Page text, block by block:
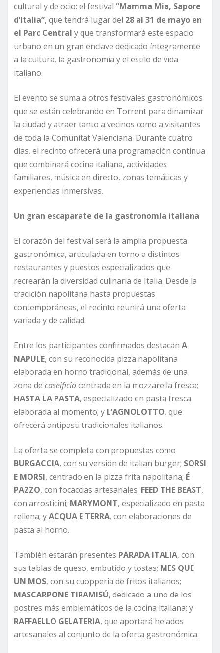
cultural y de ocio: el festival “Mamma Mia, Sapore
d’Italia”, que tendrá lugar del 28 al 31 de mayo en
el Parc Central y que transformará este espacio
urbano en un gran enclave dedicado íntegramente
a la cultura, la gastronomía y el estilo de vida
italiano.
El evento se suma a otros festivales gastronómicos
que se están celebrando en Torrent para dinamizar
la ciudad y atraer tanto a vecinos como a visitantes
de toda la Comunitat Valenciana. Durante cuatro
días, el recinto ofrecerá una programación continua
que combinará cocina italiana, actividades
familiares, música en directo, zonas temáticas y
experiencias inmersivas.
Un gran escaparate de la gastronomía italiana
El corazón del festival será la amplia propuesta
gastronómica, articulada en torno a distintos
restaurantes y puestos especializados que
recrearán la diversidad culinaria de Italia. Desde la
tradición napolitana hasta propuestas
contemporáneas, el recinto reunirá una oferta
variada y de calidad.
Entre los participantes confirmados destacan A
NAPULE, con su reconocida pizza napolitana
elaborada en horno tradicional, además de una
zona de caseificiocentrada en la mozzarella fresca;
HASTA LA PASTA, especializado en pasta fresca
elaborada al momento; y L’AGNOLOTTO, que
ofrecerá antipasti tradicionales italianos.
La oferta se completa con propuestas como
BURGACCIA, con su versión de italian burger; SORSI
E MORSI, centrado en la pizza frita napolitana; É
PAZZO, con focaccias artesanales; FEED THE BEAST,
con arrosticini; MARYMONT, especializado en pasta
rellena; yACQUA E TERRA, con elaboraciones de
pasta al horno.
También estarán presentes PARADA ITALIA, con
sus tablas de queso, embutido y tostas; MES QUE
UN MOS, con su cuopperia de fritos italianos;
MASCARPONE TIRAMISÚ, dedicado a uno de los
postres más emblemáticos de la cocina italiana; y
RAFFAELLO GELATERIA, que aportará helados
artesanales al conjunto de la oferta gastronómica.